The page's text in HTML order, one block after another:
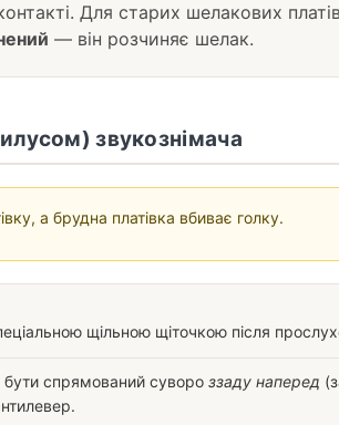
Для старих шелакових
— він розчиняє шелак.
звукознімача
а брудна платівка вбиває голку.
щільною щіточкою після
спрямований суворо ззаду наперед